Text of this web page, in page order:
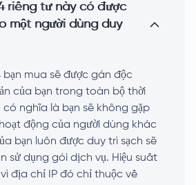
riêng tư này có được
một người dùng duy
bạn mua sẽ được gán độc
của bạn trong toàn bộ thời
nghĩa là bạn sẽ không gặp
động của người dùng khác
bạn luôn được duy trì sạch sẽ
sử dụng gói dịch vụ. Hiệu suất
địa chỉ IP đó chỉ thuộc về